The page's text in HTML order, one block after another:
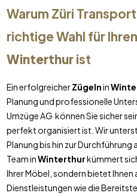
Warum Züri
richtige Wahl für Ihren
Winterthurist
Ein erfolgreicherZügelnin
Planung und professionelle
Umzüge AG können Sie sicher
perfekt organisiert ist. Wir
Planung bis hin zur Durchführung
Team inWinterthurkümmert
Ihrer Möbel, sondern bietet Ihnen
Dienstleistungen wie die